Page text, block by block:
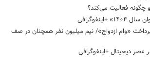
فعالیت می‌کند؟
پرداخت «وام ازدواج»/ نیم میلیون نفر همچنان در صف
عصر دیجیتال +اینفوگرافی